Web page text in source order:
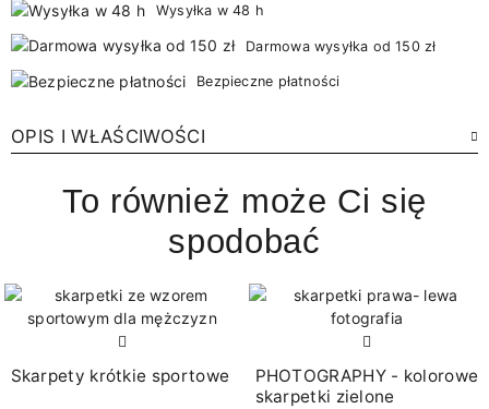
Wysyłka w 48 h
Darmowa wysyłka od 150 zł
Bezpieczne płatności
OPIS I WŁAŚCIWOŚCI
To również może Ci się
spodobać
Skarpety krótkie sportowe
PHOTOGRAPHY - kolorowe
skarpetki zielone